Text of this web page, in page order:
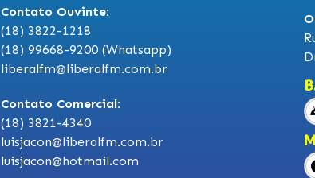
Contato Ouvinte:
(18) 3822-1218
(18) 99668-9200 (Whatsapp)
liberalfm@liberalfm.com.br
Contato Comercial:
(18) 3821-4340
luisjacon@liberalfm.com.br
luisjacon@hotmail.com